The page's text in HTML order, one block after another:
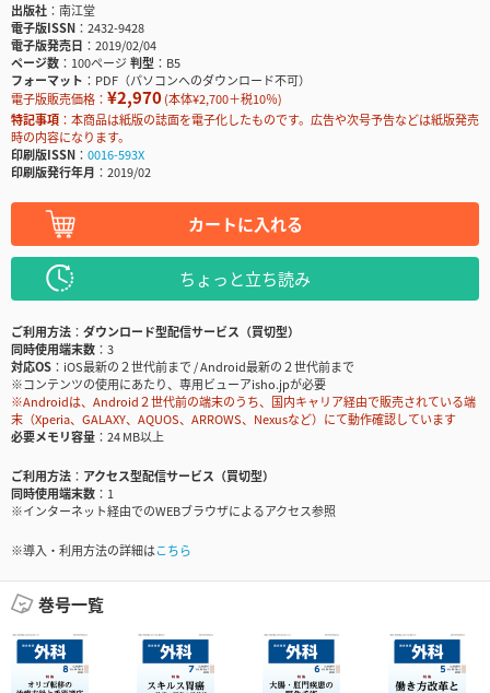
出版社
南江堂
電子版ISSN
2432-9428
電子版発売日
2019/02/04
ページ数
100ページ判型
B5
フォーマット
PDF（パソコンへのダウンロード不可）
電子版販売価格： ¥2,970(本体¥2,700＋税10％)
特記事項
本商品は紙版の誌面を電子化したものです。広告や次号予告などは紙版発売
時の内容になります。
印刷版ISSN
0016-593X
印刷版発行年月
2019/02
カートに入れる
ちょっと立ち読み
ご利用方法
ダウンロード型配信サービス（買切型）
同時使用端末数
3
対応OS
iOS最新の２世代前まで / Android最新の２世代前まで
※コンテンツの使用にあたり、専用ビューアisho.jpが必要
※Androidは、Android２世代前の端末のうち、国内キャリア経由で販売されている端
末（Xperia、GALAXY、AQUOS、ARROWS、Nexusなど）にて動作確認しています
必要メモリ容量
24 MB以上
ご利用方法
アクセス型配信サービス（買切型）
同時使用端末数
1
※インターネット経由でのWEBブラウザによるアクセス参照
※導入・利用方法の詳細はこちら
巻号一覧